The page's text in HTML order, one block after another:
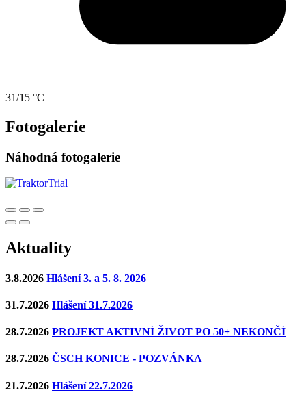
31/15 °C
Fotogalerie
Náhodná fotogalerie
Aktuality
3.8.2026 Hlášení 3. a 5. 8. 2026
31.7.2026 Hlášení 31.7.2026
28.7.2026 PROJEKT AKTIVNÍ ŽIVOT PO 50+ NEKONČÍ
28.7.2026 ČSCH KONICE - POZVÁNKA
21.7.2026 Hlášení 22.7.2026